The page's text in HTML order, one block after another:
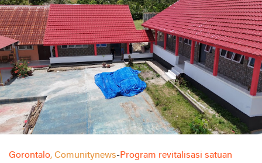
Gorontalo, Comunitynews-Program revitalisasi satuan